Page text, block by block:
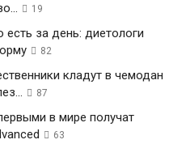
19
за день: диетологи
82
кладут в чемодан
87
в мире получат
63